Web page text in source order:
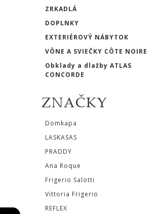
Vittoria
Frigerio
REFLEX
ATLAS
CONCORDE
LASVIT
CASTRO
lighting
MARCHETTI
ILLUMINAZIONE
ZRKADLÁ
DOPLNKY
EXTERIÉROVÝ NÁBYTOK
VÔNE A SVIEČKY CÔTE NOIRE
Obklady a dlažby ATLAS
CONCORDE
ZNAČKY
Domkapa
LASKASAS
PRADDY
Ana Roque
Frigerio Salotti
Vittoria Frigerio
REFLEX